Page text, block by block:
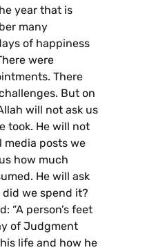
year that is
many
of happiness
were
There
But on
will not ask us
took. He will not
media posts we
how much
He will ask
we spend it?
“A person’s feet
of Judgment
life and how he